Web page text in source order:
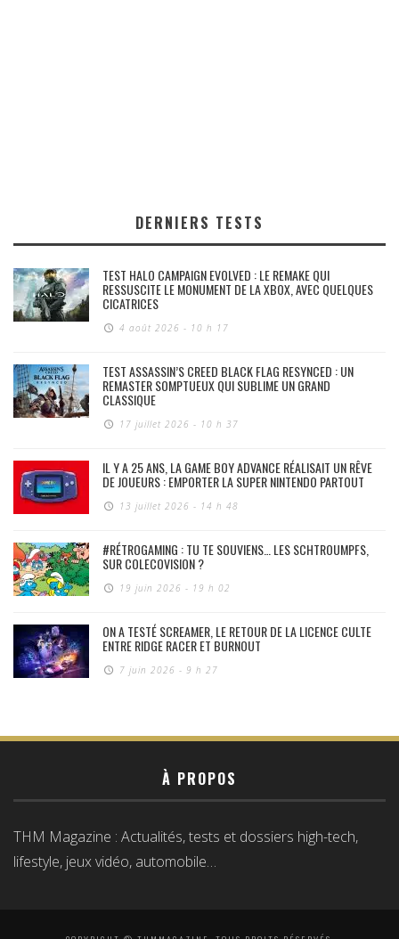
DERNIERS TESTS
TEST HALO CAMPAIGN EVOLVED : LE REMAKE QUI
RESSUSCITE LE MONUMENT DE LA XBOX, AVEC QUELQUES
CICATRICES
4 août 2026 - 10 h 17
TEST ASSASSIN’S CREED BLACK FLAG RESYNCED : UN
REMASTER SOMPTUEUX QUI SUBLIME UN GRAND
CLASSIQUE
17 juillet 2026 - 10 h 37
IL Y A 25 ANS, LA GAME BOY ADVANCE RÉALISAIT UN RÊVE
DE JOUEURS : EMPORTER LA SUPER NINTENDO PARTOUT
13 juillet 2026 - 14 h 48
#RÉTROGAMING : TU TE SOUVIENS… LES SCHTROUMPFS,
SUR COLECOVISION ?
19 juin 2026 - 19 h 02
ON A TESTÉ SCREAMER, LE RETOUR DE LA LICENCE CULTE
ENTRE RIDGE RACER ET BURNOUT
7 juin 2026 - 9 h 27
À PROPOS
THM Magazine : Actualités, tests et dossiers high-tech,
lifestyle, jeux vidéo, automobile…